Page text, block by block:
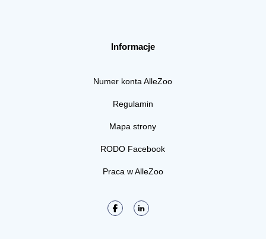
Informacje
Numer konta AlleZoo
Regulamin
Mapa strony
RODO Facebook
Praca w AlleZoo